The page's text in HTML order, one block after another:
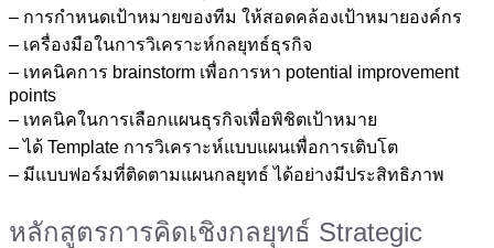
– การกำหนดเป้าหมายของทีม ให้สอดคล้องเป้าหมายองค์กร
– เครื่องมือในการวิเคราะห์กลยุทธ์ธุรกิจ
– เทคนิคการ brainstorm เพื่อการหา potential improvement
points
– เทคนิคในการเลือกแผนธุรกิจเพื่อพิชิตเป้าหมาย
– ได้ Template การวิเคราะห์แบบแผนเพื่อการเติบโต
– มีแบบฟอร์มที่ติดตามแผนกลยุทธ์ ได้อย่างมีประสิทธิภาพ
หลักสูตรการคิดเชิงกลยุทธ์ Strategic